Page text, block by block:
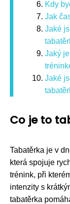
Kdy
Jak
Jaké
Jaký
Jaké
Co je to
Tabatěrka je v
která spojuje
trénink, při
intenzity s
tabatěrka